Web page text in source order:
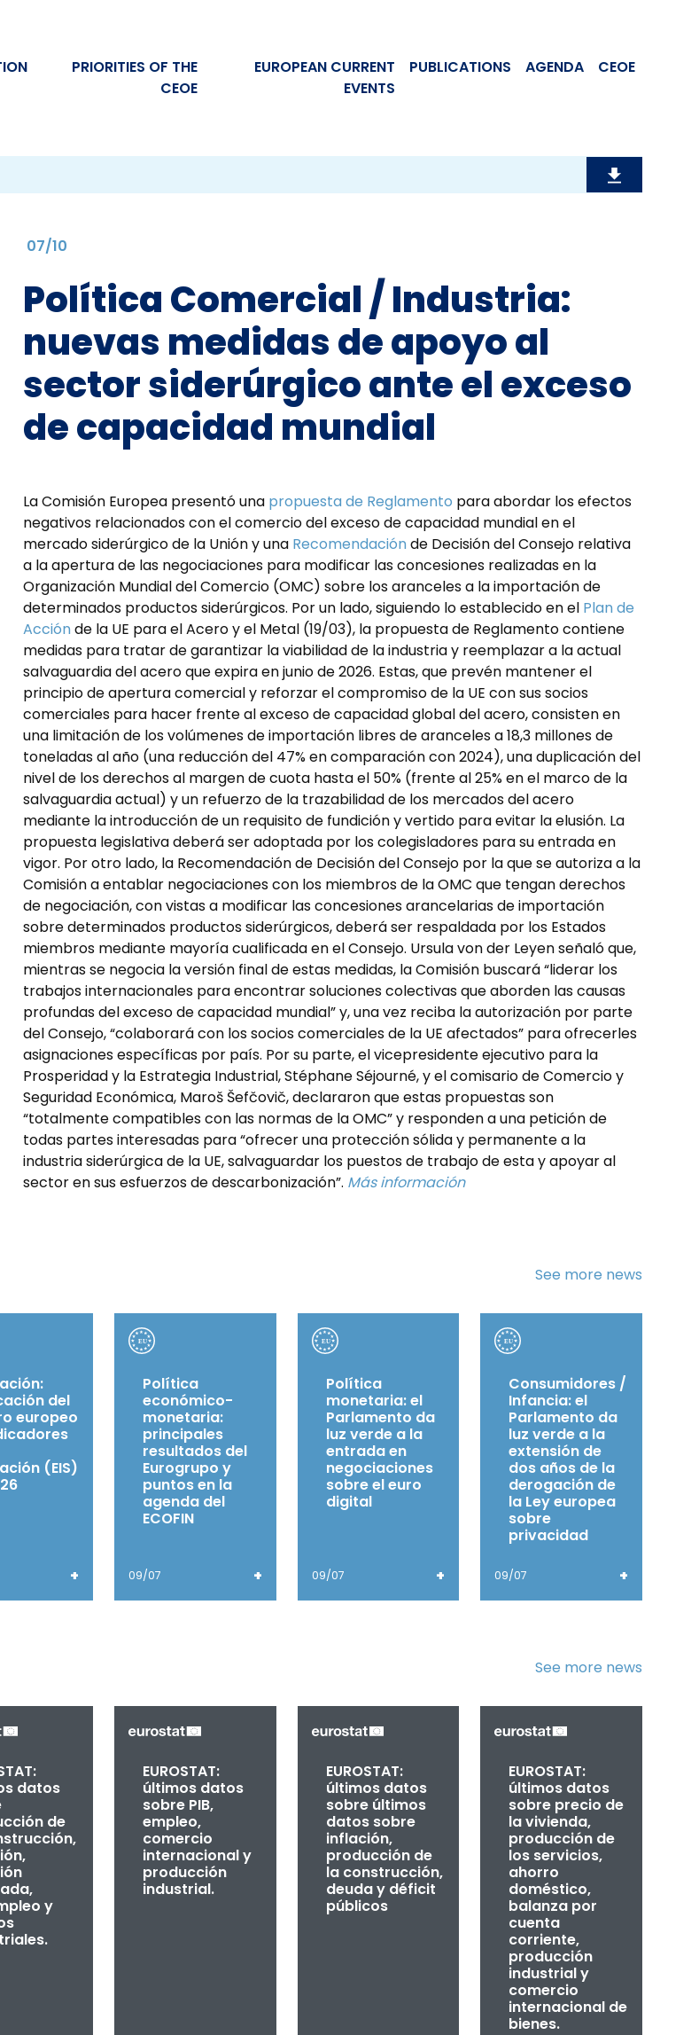
PRIORITIES OF THE
CEOE
EUROPEAN CURRENT
EVENTS
PUBLICATIONS AGENDA CEOE
07/10
Política Comercial / Industria:
nuevas medidas de apoyo al
sector siderúrgico ante el exceso
de capacidad mundial
La Comisión Europea presentó una propuesta de Reglamento para abordar los efectos
negativos relacionados con el comercio del exceso de capacidad mundial en el
mercado siderúrgico de la Unión y una Recomendaciónde Decisión del Consejo relativa
a la apertura de las negociaciones para modificar las concesiones realizadas en la
Organización Mundial del Comercio (OMC) sobre los aranceles a la importación de
determinados productos siderúrgicos. Por un lado, siguiendo lo establecido en el Plan de
Acciónde la UE para el Acero y el Metal (19/03), la propuesta de Reglamento contiene
medidas para tratar de garantizar la viabilidad de la industria y reemplazar a la actual
salvaguardia del acero que expira en junio de 2026. Estas, que prevén mantener el
principio de apertura comercial y reforzar el compromiso de la UE con sus socios
comerciales para hacer frente al exceso de capacidad global del acero, consisten en
una limitación de los volúmenes de importación libres de aranceles a 18,3 millones de
toneladas al año (una reducción del 47% en comparación con 2024), una duplicación del
nivel de los derechos al margen de cuota hasta el 50% (frente al 25% en el marco de la
salvaguardia actual) y un refuerzo de la trazabilidad de los mercados del acero
mediante la introducción de un requisito de fundición y vertido para evitar la elusión. La
propuesta legislativa deberá ser adoptada por los colegisladores para su entrada en
vigor. Por otro lado, la Recomendación de Decisión del Consejo por la que se autoriza a la
Comisión a entablar negociaciones con los miembros de la OMC que tengan derechos
de negociación, con vistas a modificar las concesiones arancelarias de importación
sobre determinados productos siderúrgicos, deberá ser respaldada por los Estados
miembros mediante mayoría cualificada en el Consejo. Ursula von der Leyen señaló que,
mientras se negocia la versión final de estas medidas, la Comisión buscará “liderar los
trabajos internacionales para encontrar soluciones colectivas que aborden las causas
profundas del exceso de capacidad mundial” y, una vez reciba la autorización por parte
del Consejo, “colaborará con los socios comerciales de la UE afectados” para ofrecerles
asignaciones específicas por país. Por su parte, el vicepresidente ejecutivo para la
Prosperidad y la Estrategia Industrial, Stéphane Séjourné, y el comisario de Comercio y
Seguridad Económica, Maroš Šefčovič, declararon que estas propuestas son
“totalmente compatibles con las normas de la OMC” y responden a una petición de
todas partes interesadas para “ofrecer una protección sólida y permanente a la
industria siderúrgica de la UE, salvaguardar los puestos de trabajo de esta y apoyar al
sector en sus esfuerzos de descarbonización”. Más información
See more news
del
europeo
(EIS)
+
Política
económico-
monetaria:
principales
resultados del
Eurogrupo y
puntos en la
agenda del
ECOFIN
09/07 +
Política
monetaria: el
Parlamento da
luz verde a la
entrada en
negociaciones
sobre el euro
digital
09/07 +
Consumidores /
Infancia: el
Parlamento da
luz verde a la
extensión de
dos años de la
derogación de
la Ley europea
sobre
privacidad
09/07 +
See more news
datos
de
y
EUROSTAT:
últimos datos
sobre PIB,
empleo,
comercio
internacional y
producción
industrial.
EUROSTAT:
últimos datos
sobre últimos
datos sobre
inflación,
producción de
la construcción,
deuda y déficit
públicos
EUROSTAT:
últimos datos
sobre precio de
la vivienda,
producción de
los servicios,
ahorro
doméstico,
balanza por
cuenta
corriente,
producción
industrial y
comercio
internacional de
bienes.